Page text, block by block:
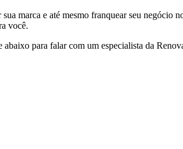
marca e até mesmo franquear seu negócio
você.
para falar com um especialista da